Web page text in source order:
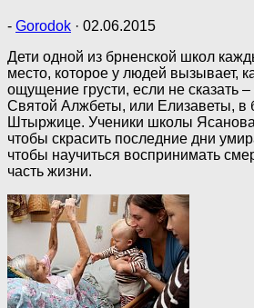
- Gorodok · 02.06.2015
Дети одной из брненской школ
место, которое у людей вызывает,
ощущение грусти, если не сказать
Святой Алжбеты, или Елизаветы, в
Штыржице. Ученики школы Ясанова
чтобы скрасить последние дни
чтобы научиться воспринимать
часть жизни.